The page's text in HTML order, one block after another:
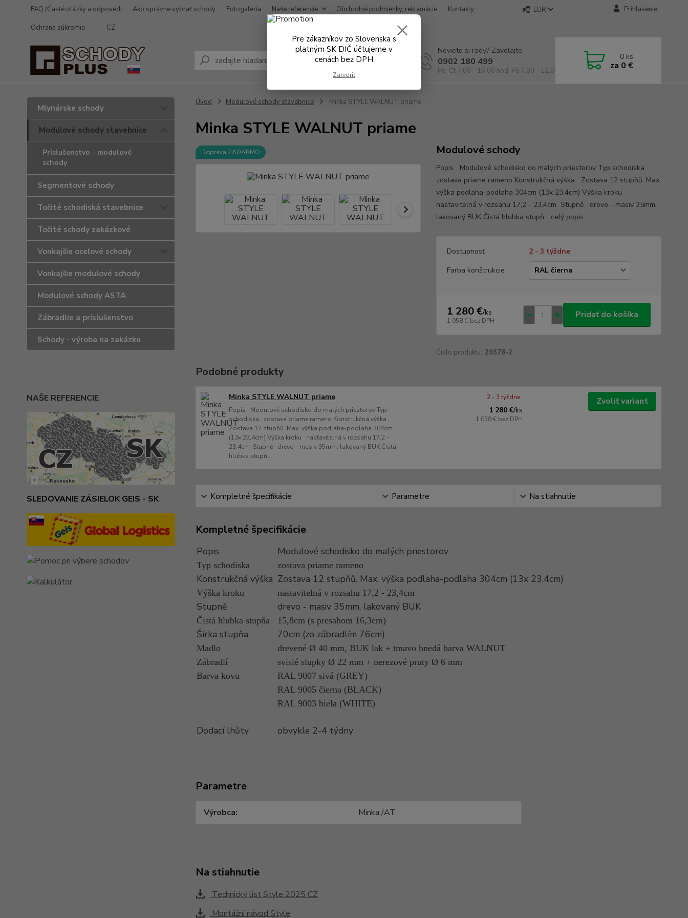
FAQ /Časté otázky a odpovedi Ako správne vybrať schody Fotogaleria Naše referencie Obchodné podmienky, reklamácie
Kontakty
Ochrana súkromia
CZ
EUR Prihlásenie
Hľadať
Neviete si rady? Zavolajte.
0902 180 499
Po-Čt 7.00 - 16.00 hod. Pá 7.00 - 12.00 hod.
0 ks
za 0 €
Mlynárske schody
Modulové schody stavebnice
Príslušenstvo - modulové
schody
Segmentové schody
Točité schodiská stavebnice
Točité schody zakázkové
Vonkajšie oceľové schody
Vonkajšie modulové schody
Modulové schody ASTA
Zábradlie a príslušenstvo
Schody - výroba na zakázku
NAŠE REFERENCIE
SLEDOVANIE ZÁSIELOK GEIS - SK
Úvod Modulové schody stavebnice Minka STYLE WALNUT priame
Minka STYLE WALNUT priame
Doprava ZADARMO Modulové schody
Popis Modulové schodisko do malých priestorov Typ schodiska
zostava priame rameno Konstrukčná výška Zostava 12 stupňů. Max.
výška podlaha-podlaha 304cm (13x 23,4cm) Výška kroku
nastavitelná v rozsahu 17,2 - 23,4cm Stupně drevo - masiv 35mm,
lakovaný BUK Čistá hlubka stupň... celý popis
Dostupnosť
2 - 3 týždne
Farba konštrukcie
1 280 €/ks
1 058 € bez DPH
Pridať do košíka
Číslo produktu: 29378-2
Podobné produkty
Minka STYLE WALNUT priame
Popis Modulové schodisko do malých priestorov Typ
schodiska zostava priame rameno Konstrukčná výška
Zostava 12 stupňů. Max. výška podlaha-podlaha 304cm
(13x 23,4cm) Výška kroku nastavitelná v rozsahu 17,2 -
23,4cm Stupně drevo - masiv 35mm, lakovaný BUK Čistá
hlubka stupň...
1 280 €/ks
1 058 € bez DPH
2 - 3 týždne Zvoliť variant
Kompletné špecifikácie Parametre Na stiahnutie
Kompletné špecifikácie
Popis Modulové schodisko do malých priestorov
Typ schodiska zostava priame rameno
Konstrukčná výška Zostava 12 stupňů. Max. výška podlaha-podlaha 304cm (13x 23,4cm)
Výška kroku nastavitelná v rozsahu 17,2 - 23,4cm
Stupně drevo - masiv 35mm, lakovaný BUK
Čistá hlubka stupňa 15,8cm (s presahom 16,3cm)
Šírka stupňa 70cm (zo zábradlím 76cm)
Madlo
drevené Ø 40 mm, BUK lak + tmavo hnedá barva WALNUT
Zábradlí
svislé slupky Ø 22 mm + nerezové pruty Ø 6 mm
Barva kovu
RAL 9007 sivá (GREY)
RAL 9005 čierna (BLACK)
RAL 9003 biela (WHITE)
Dodací lhůty obvykle 2-4 týdny
Parametre
Výrobca Minka /AT
Na stiahnutie
Technický list Style 2025 CZ
Montážní návod Style
Pre zákazníkov zo Slovenska s
platným SK DIČ účtujeme v
cenách bez DPH
Zatvoriť